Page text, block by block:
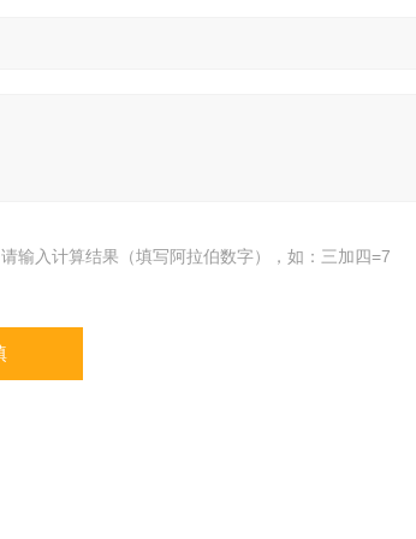
请输入计算结果（填写阿拉伯数字），如：三加四=7